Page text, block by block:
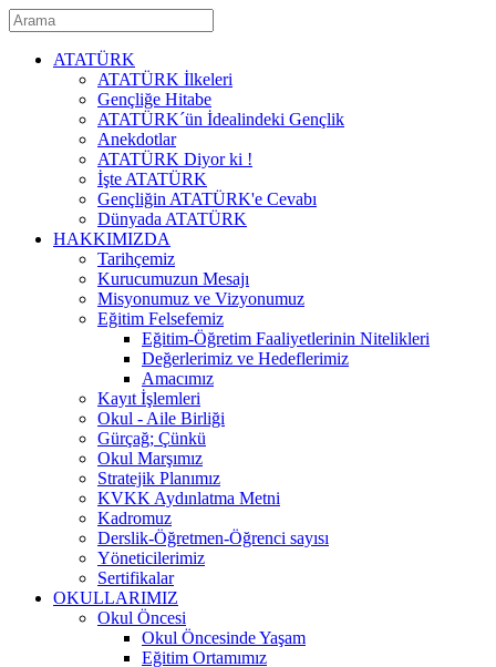
ATATÜRK
ATATÜRK İlkeleri
Gençliğe Hitabe
ATATÜRK´ün İdealindeki Gençlik
Anekdotlar
ATATÜRK Diyor ki !
İşte ATATÜRK
Gençliğin ATATÜRK'e Cevabı
Dünyada ATATÜRK
HAKKIMIZDA
Tarihçemiz
Kurucumuzun Mesajı
Misyonumuz ve Vizyonumuz
Eğitim Felsefemiz
Eğitim-Öğretim Faaliyetlerinin Nitelikleri
Değerlerimiz ve Hedeflerimiz
Amacımız
Kayıt İşlemleri
Okul - Aile Birliği
Gürçağ; Çünkü
Okul Marşımız
Stratejik Planımız
KVKK Aydınlatma Metni
Kadromuz
Derslik-Öğretmen-Öğrenci sayısı
Yöneticilerimiz
Sertifikalar
OKULLARIMIZ
Okul Öncesi
Okul Öncesinde Yaşam
Eğitim Ortamımız